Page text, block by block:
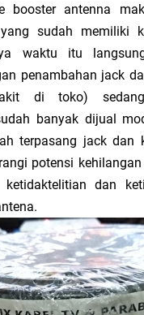
booster antenna
sudah memiliki
waktu itu
penambahan jack
di toko)
banyak dijual
terpasang jack dan
potensi
dan